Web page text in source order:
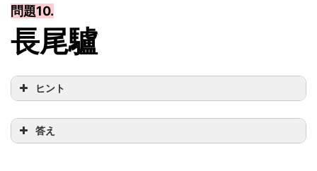
問題10.
長尾驢
ヒント
答え